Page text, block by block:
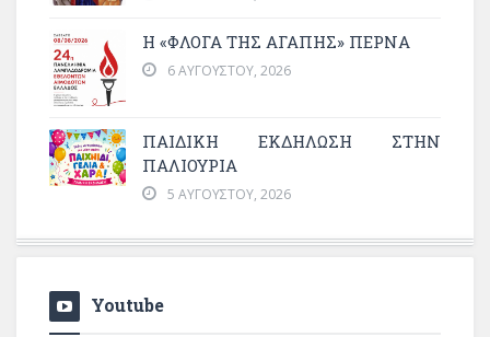
Η «ΦΛΌΓΑ ΤΗΣ ΑΓΆΠΗΣ» ΠΕΡΝΆ
6 ΑΥΓΟΎΣΤΟΥ, 2026
ΠΑΙΔΙΚΗ ΕΚΔΗΛΩΣΗ ΣΤΗΝ
ΠΑΛΙΟΥΡΙΑ
5 ΑΥΓΟΎΣΤΟΥ, 2026
Youtube